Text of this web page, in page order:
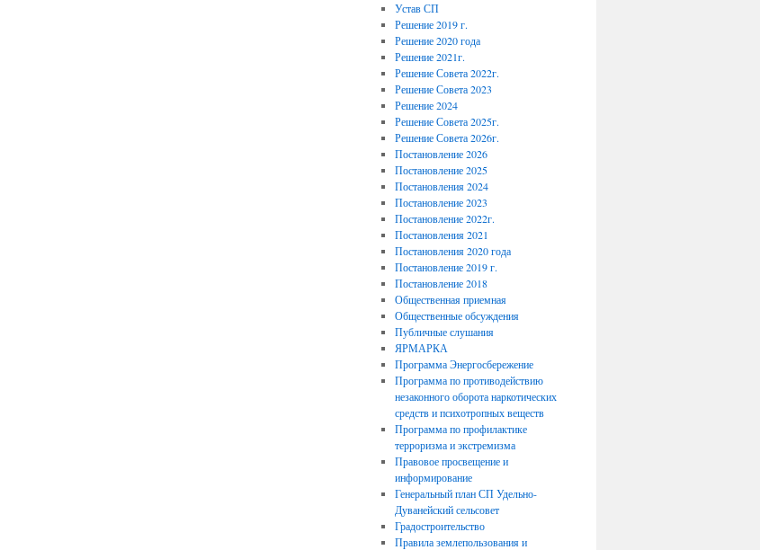
Устав СП
Решение 2019 г.
Решение 2020 года
Решение 2021г.
Решение Совета 2022г.
Решение Совета 2023
Решение 2024
Решение Совета 2025г.
Решение Совета 2026г.
Постановление 2026
Постановление 2025
Постановления 2024
Постановление 2023
Постановление 2022г.
Постановления 2021
Постановления 2020 года
Постановление 2019 г.
Постановление 2018
Общественная приемная
Общественные обсуждения
Публичные слушания
ЯРМАРКА
Программа Энергосбережение
Программа по противодействию
незаконного оборота наркотических
средств и психотропных веществ
Программа по профилактике
терроризма и экстремизма
Правовое просвещение и
информирование
Генеральный план СП Удельно-
Дуванейский сельсовет
Градостроительство
Правила землепользования и